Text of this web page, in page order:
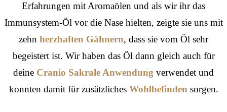
Erfahrungen mit Aromaölen und als wir ihr das
Immunsystem-Öl vor die Nase hielten, zeigte sie uns mit
zehn herzhaften Gähnern, dass sie vom Öl sehr
begeistert ist. Wir haben das Öl dann gleich auch für
deine Cranio Sakrale Anwendung verwendet und
konnten damit fürzusätzliches Wohlbefinden sorgen.